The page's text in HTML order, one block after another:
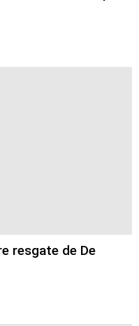
resgate de De